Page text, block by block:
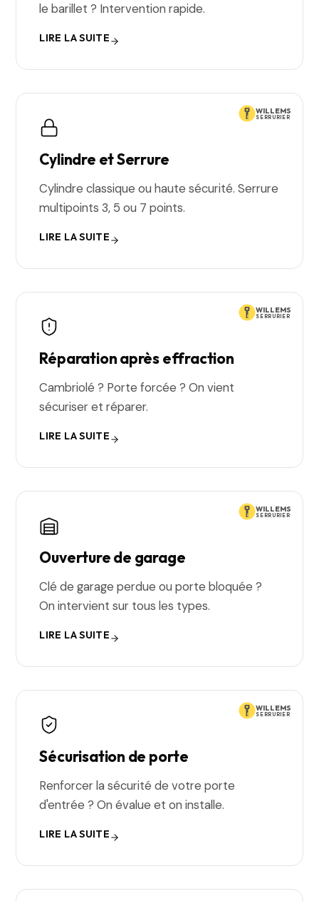
le barillet ? Intervention rapide.
LIRE LA SUITE
WILLEMS
SERRURIER
Cylindre et Serrure
Cylindre classique ou haute sécurité. Serrure
multipoints 3, 5 ou 7 points.
LIRE LA SUITE
WILLEMS
SERRURIER
Réparation après effraction
Cambriolé ? Porte forcée ? On vient
sécuriser et réparer.
LIRE LA SUITE
WILLEMS
SERRURIER
Ouverture de garage
Clé de garage perdue ou porte bloquée ?
On intervient sur tous les types.
LIRE LA SUITE
WILLEMS
SERRURIER
Sécurisation de porte
Renforcer la sécurité de votre porte
d'entrée ? On évalue et on installe.
LIRE LA SUITE